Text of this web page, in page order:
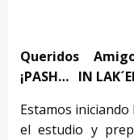
Queridos
¡PASH… IN
Estamos
el estudio y